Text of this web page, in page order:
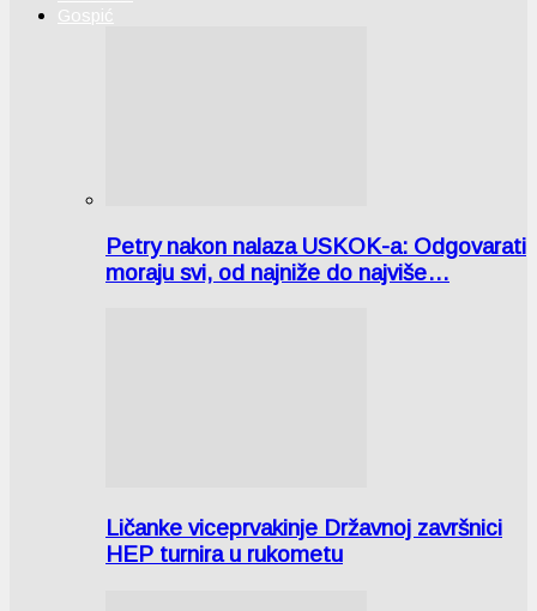
Gospić
Petry nakon nalaza USKOK-a: Odgovarati
moraju svi, od najniže do najviše…
Ličanke viceprvakinje Državnoj završnici
HEP turnira u rukometu